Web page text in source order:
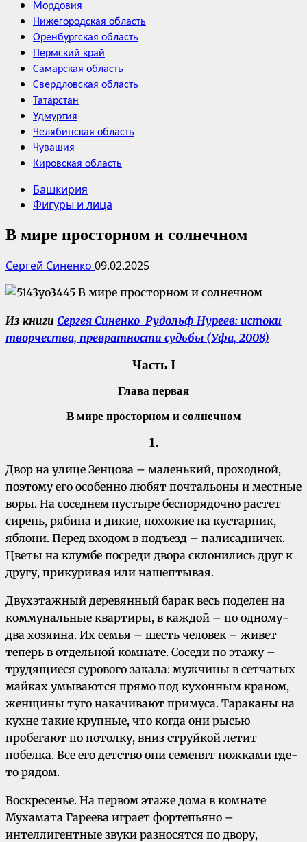
Мордовия
Нижегородская область
Оренбургская область
Пермский край
Самарская область
Свердловская область
Татарстан
Удмуртия
Челябинская область
Чувашия
Кировская область
Башкирия
Фигуры и лица
В мире просторном и солнечном
Сергей Синенко 09.02.2025
Из книги Сергея Синенко Рудольф Нуреев: истоки
творчества, превратности судьбы (Уфа, 2008)
Часть I
Глава первая
В мире просторном и солнечном
1.
Двор на улице Зенцова – маленький, проходной,
поэтому его особенно любят почтальоны и местные
воры. На соседнем пустыре беспорядочно растет
сирень, рябина и дикие, похожие на кустарник,
яблони. Перед входом в подъезд – палисадничек.
Цветы на клумбе посреди двора склонились друг к
другу, прикуривая или нашептывая.
Двухэтажный деревянный барак весь поделен на
коммунальные квартиры, в каждой – по одному-
два хозяина. Их семья – шесть человек – живет
теперь в отдельной комнате. Соседи по этажу –
трудящиеся сурового закала: мужчины в сетчатых
майках умываются прямо под кухонным краном,
женщины туго накачивают примуса. Тараканы на
кухне такие крупные, что когда они рысью
пробегают по потолку, вниз струйкой летит
побелка. Все его детство они семенят ножками где-
то рядом.
Воскресенье. На первом этаже дома в комнате
Мухамата Гареева играет фортепьяно –
интеллигентные звуки разносятся по двору,